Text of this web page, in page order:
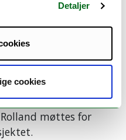
Detaljer
cookies
var det
med kolleger
tvers av
prosjektet innen
UiT, bestående av
Jorge Santos,
møttes for